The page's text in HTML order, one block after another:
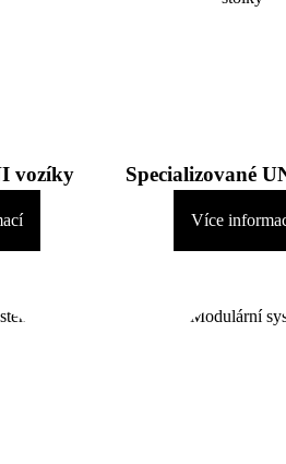
vozíky Specializované
Více